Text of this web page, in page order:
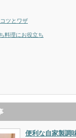
ツとワザ
料理にお役立ち
便利な自家製調